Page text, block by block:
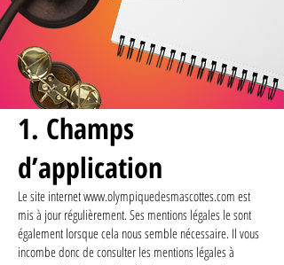
1. Champs
d’application
Le site internetwww.olympiquedesmascottes.com est
mis à jour régulièrement. Ses mentions légales le sont
également lorsque cela nous semble nécessaire. Il vous
incombe donc de consulter les mentions légales à